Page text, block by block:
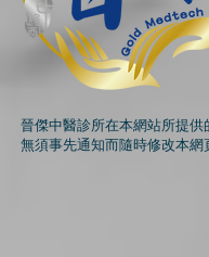
晉傑中醫診所在本網站所提
無須事先通知而隨時修改本